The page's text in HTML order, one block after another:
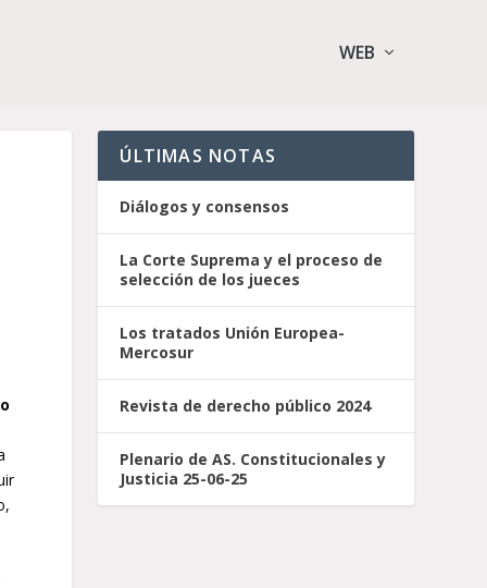
WEB
ÚLTIMAS NOTAS
Diálogos y consensos
La Corte Suprema y el proceso de
selección de los jueces
Los tratados Unión Europea-
Mercosur
Revista de derecho público 2024
Plenario de AS. Constitucionales y
Justicia 25-06-25